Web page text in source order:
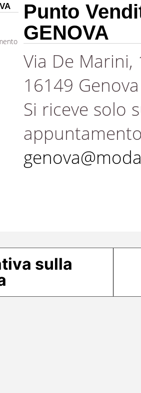
Punto
GENOVA
Via De Marini,
16149 Genova
Si riceve solo
sulla